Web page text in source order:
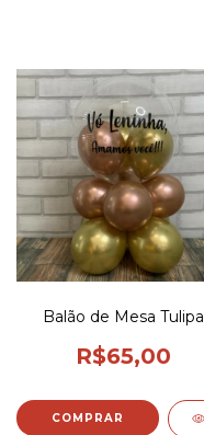
Balão de Mesa Tulipa
R$65,00
COMPRAR